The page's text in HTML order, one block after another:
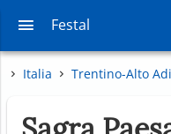
Festal
Italia Trentino-Alto